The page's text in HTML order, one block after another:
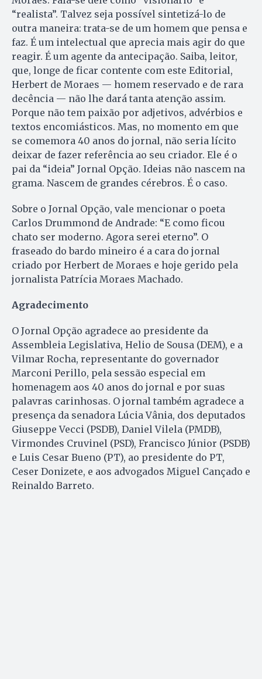
“realista”. Talvez seja possível sintetizá-lo de
outra maneira: trata-se de um homem que pensa e
faz. É um intelectual que aprecia mais agir do que
reagir. É um agente da antecipação. Saiba, leitor,
que, longe de ficar contente com este Editorial,
Herbert de Moraes — homem reservado e de rara
decência — não lhe dará tanta atenção assim.
Porque não tem paixão por adjetivos, advérbios e
textos encomiásticos. Mas, no momento em que
se comemora 40 anos do jornal, não seria lícito
deixar de fazer referência ao seu criador. Ele é o
pai da “ideia” Jornal Opção. Ideias não nascem na
grama. Nascem de grandes cérebros. É o caso.
Sobre o Jornal Opção, vale mencionar o poeta
Carlos Drummond de Andrade: “E como ficou
chato ser moderno. Agora serei eterno”. O
fraseado do bardo mineiro é a cara do jornal
criado por Herbert de Moraes e hoje gerido pela
jornalista Patrícia Moraes Machado.
Agradecimento
O Jornal Opção agradece ao presidente da
Assembleia Legislativa, Helio de Sousa (DEM), e a
Vilmar Rocha, representante do governador
Marconi Perillo, pela sessão especial em
homenagem aos 40 anos do jornal e por suas
palavras carinhosas. O jornal também agradece a
presença da senadora Lúcia Vânia, dos deputados
Giuseppe Vecci (PSDB), Daniel Vilela (PMDB),
Virmondes Cruvinel (PSD), Francisco Júnior (PSDB)
e Luis Cesar Bueno (PT), ao presidente do PT,
Ceser Donizete, e aos advogados Miguel Cançado e
Reinaldo Barreto.